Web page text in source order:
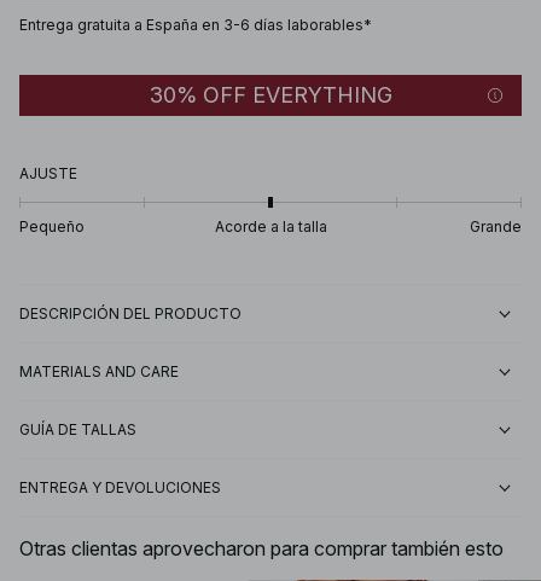
Entrega gratuita a España en 3-6 días laborables*
30% OFF EVERYTHING
AJUSTE
Pequeño Acorde a la talla Grande
DESCRIPCIÓN DEL PRODUCTO
MATERIALS AND CARE
GUÍA DE TALLAS
ENTREGA Y DEVOLUCIONES
Otras clientas aprovecharon para comprar también esto